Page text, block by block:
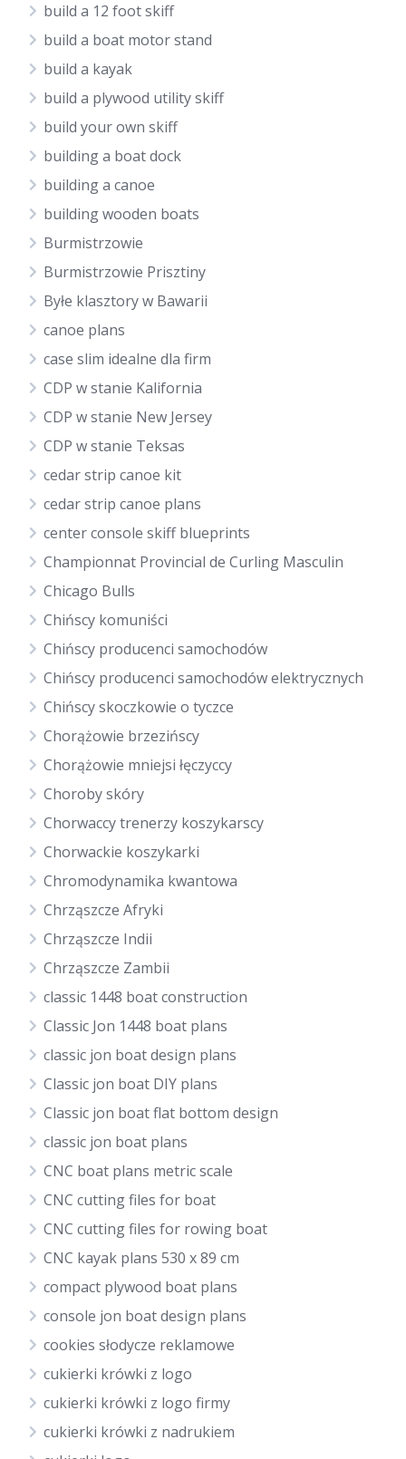
build a 12 foot skiff
build a boat motor stand
build a kayak
build a plywood utility skiff
build your own skiff
building a boat dock
building a canoe
building wooden boats
Burmistrzowie
Burmistrzowie Prisztiny
Byłe klasztory w Bawarii
canoe plans
case slim idealne dla firm
CDP w stanie Kalifornia
CDP w stanie New Jersey
CDP w stanie Teksas
cedar strip canoe kit
cedar strip canoe plans
center console skiff blueprints
Championnat Provincial de Curling Masculin
Chicago Bulls
Chińscy komuniści
Chińscy producenci samochodów
Chińscy producenci samochodów elektrycznych
Chińscy skoczkowie o tyczce
Chorążowie brzezińscy
Chorążowie mniejsi łęczyccy
Choroby skóry
Chorwaccy trenerzy koszykarscy
Chorwackie koszykarki
Chromodynamika kwantowa
Chrząszcze Afryki
Chrząszcze Indii
Chrząszcze Zambii
classic 1448 boat construction
Classic Jon 1448 boat plans
classic jon boat design plans
Classic jon boat DIY plans
Classic jon boat flat bottom design
classic jon boat plans
CNC boat plans metric scale
CNC cutting files for boat
CNC cutting files for rowing boat
CNC kayak plans 530 x 89 cm
compact plywood boat plans
console jon boat design plans
cookies słodycze reklamowe
cukierki krówki z logo
cukierki krówki z logo firmy
cukierki krówki z nadrukiem